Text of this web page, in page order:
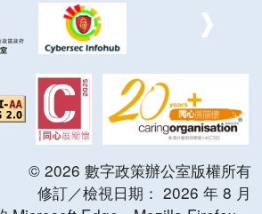
© 2026 數字政策辦公室版權所有
修訂／檢視日期： 2026 年 8 月